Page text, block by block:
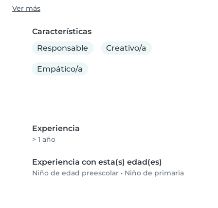
Ver más
Características
Responsable
Creativo/a
Empático/a
Experiencia
> 1 año
Experiencia con esta(s) edad(es)
Niño de edad preescolar • Niño de primaria